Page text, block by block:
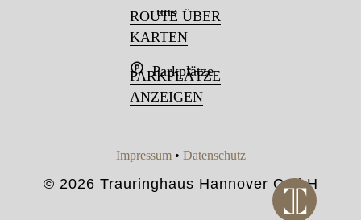
uns
ROUTE ÜBER
KARTEN
Parkplätze
PARKPLÄTZE
ANZEIGEN
Impressum• Datenschutz
© 2026 Trauringhaus Hannover GmbH